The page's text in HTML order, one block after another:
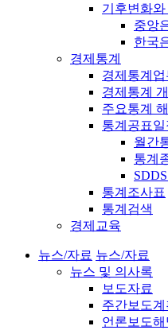
기후변화
중앙
한국
경제통계
경제통계업
경제통계
주요통계
통계공표일
월간
통계
통계조사표
통계검색
경제교육
뉴스/자료 뉴스/자료
뉴스 및 의사록
보도자료
주간보도계
언론보도해